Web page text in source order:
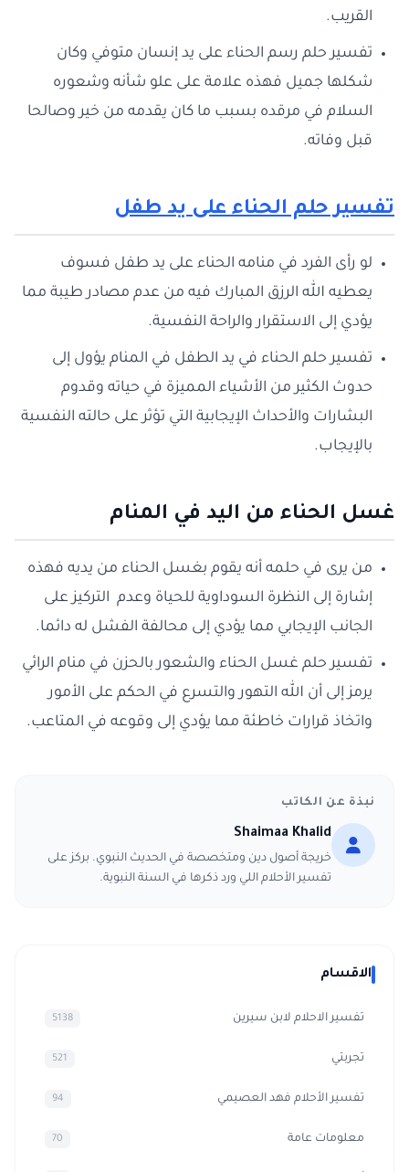
القريب.
تفسير حلم رسم الحناء على يد إنسان متوفي وكان
شكلها جميل فهذه علامة على علو شأنه وشعوره
السلام في مرقده بسبب ما كان يقدمه من خير وصالحا
قبل وفاته.
تفسير حلم الحناء على يد طفل
لو رأى الفرد في منامه الحناء على يد طفل فسوف
يعطيه الله الرزق المبارك فيه من عدم مصادر طيبة مما
يؤدي إلى الاستقرار والراحة النفسية.
تفسير حلم الحناء في يد الطفل في المنام يؤول إلى
حدوث الكثير من الأشياء المميزة في حياته وقدوم
البشارات والأحداث الإيجابية التي تؤثر على حالته النفسية
بالإيجاب.
غسل الحناء من اليد في المنام
من يرى في حلمه أنه يقوم بغسل الحناء من يديه فهذه
إشارة إلى النظرة السوداوية للحياة وعدم التركيز على
الجانب الإيجابي مما يؤدي إلى محالفة الفشل له دائما.
تفسير حلم غسل الحناء والشعور بالحزن في منام الرائي
يرمز إلى أن الله التهور والتسرع في الحكم على الأمور
واتخاذ قرارات خاطئة مما يؤدي إلى وقوعه في المتاعب.
نبذة عن الكاتب
Shaimaa Khalid
خريجة أصول دين ومتخصصة في الحديث النبوي. بركز على
تفسير الأحلام اللي ورد ذكرها في السنة النبوية.
الاقسام
تفسير الاحلام لابن سيرين 5138
تجربتي 521
تفسير الأحلام فهد العصيمي 94
معلومات عامة 70